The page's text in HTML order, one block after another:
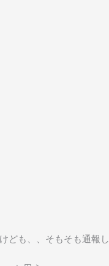
ども、、そもそも通報し